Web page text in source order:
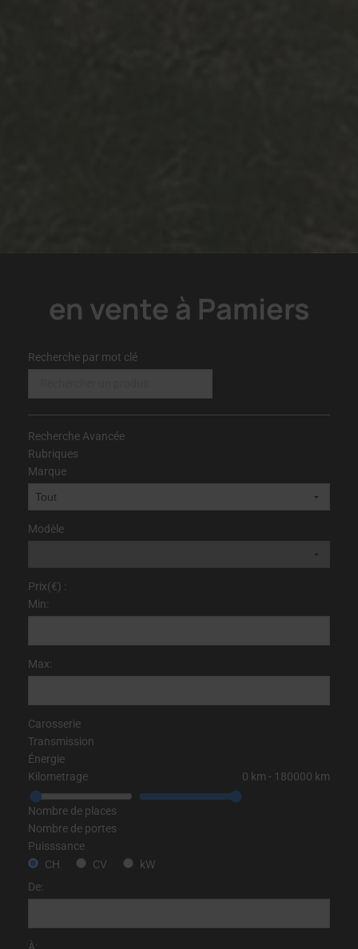
en vente à Pamiers
Recherche par mot clé
Recherche Avancée
Rubriques
Marque
Modèle
Prix(€) :
Min:
Max:
Carosserie
Transmission
Énergie
Kilometrage
0 km ‐ 180000 km
Nombre de places
Nombre de portes
Puisssance
CH
CV
kW
De:
À: